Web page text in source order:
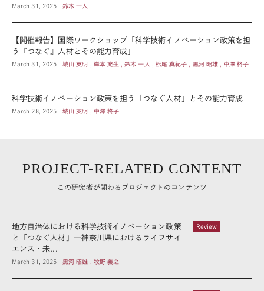
March 31, 2025 鈴木 一人
【開催報告】国際ワークショップ「科学技術イノベーション政策を担
う『つなぐ』人材とその能力育成」
March 31, 2025 城山 英明 , 岸本 充生 , 鈴木 一人 , 松尾 真紀子 , 黒河 昭雄 , 中澤 柊子
科学技術イノベーション政策を担う「つなぐ人材」とその能力育成
March 28, 2025 城山 英明 , 中澤 柊子
PROJECT-RELATED CONTENT
この研究者が関わるプロジェクトのコンテンツ
Review
地方自治体における科学技術イノベーション政策
と「つなぐ人材」―神奈川県におけるライフサイ
エンス・未...
March 31, 2025 黒河 昭雄 , 牧野 義之